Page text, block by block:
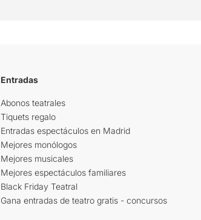
Entradas
Abonos teatrales
Tiquets regalo
Entradas espectáculos en Madrid
Mejores monólogos
Mejores musicales
Mejores espectáculos familiares
Black Friday Teatral
Gana entradas de teatro gratis - concursos